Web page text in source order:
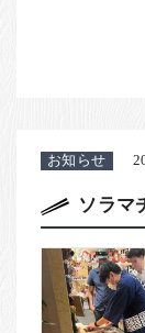
お知らせ
ソラマ